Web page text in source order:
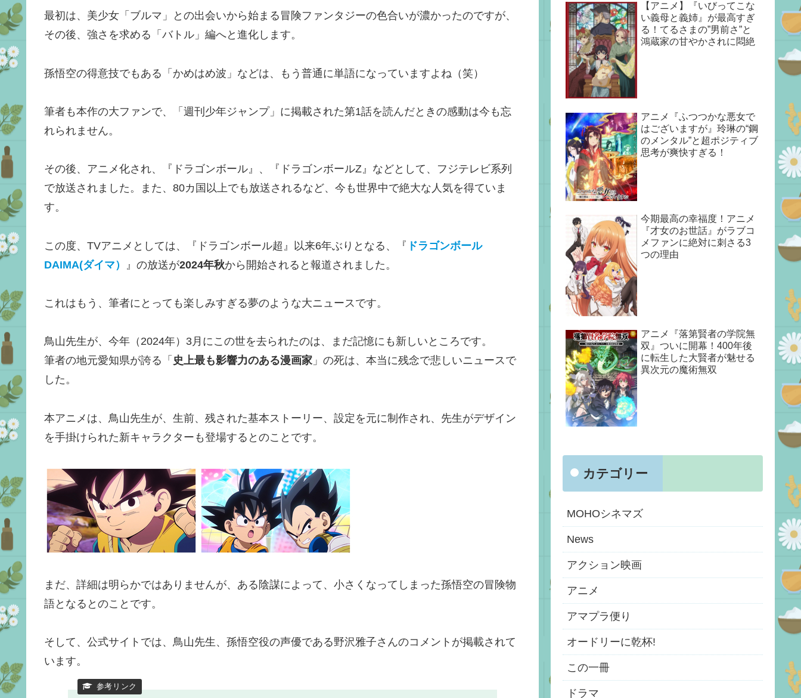
最初は、美少女「ブルマ」との出会いから始まる冒険ファンタジーの色合いが濃かったのですが、
その後、強さを求める「バトル」編へと進化します。
孫悟空の得意技でもある「かめはめ波」などは、もう普通に単語になっていますよね（笑）
筆者も本作の大ファンで、「週刊少年ジャンプ」に掲載された第1話を読んだときの感動は今も忘
れられません。
その後、アニメ化され、『ドラゴンボール』、『ドラゴンボールZ』などとして、フジテレビ系列
で放送されました。また、80カ国以上でも放送されるなど、今も世界中で絶大な人気を得ていま
す。
この度、TVアニメとしては、『ドラゴンボール超』以来6年ぶりとなる、『 ドラゴンボール
DAIMA(ダイマ）
』の放送が2024年秋から開始されると報道されました。
これはもう、筆者にとっても楽しみすぎる夢のような大ニュースです。
鳥山先生が、今年（2024年）3月にこの世を去られたのは、まだ記憶にも新しいところです。
筆者の地元愛知県が誇る「 史上最も影響力のある漫画家 」の死は、本当に残念で悲しいニュースで
した。
本アニメは、鳥山先生が、生前、残された基本ストーリー、設定を元に制作され、先生がデザイン
を手掛けられた新キャラクターも登場するとのことです。
まだ、詳細は明らかではありませんが、ある陰謀によって、小さくなってしまった孫悟空の冒険物
語となるとのことです。
そして、公式サイトでは、鳥山先生、孫悟空役の声優である野沢雅子さんのコメントが掲載されて
います。
【アニメ】『いびってこな
い義母と義姉』が最高すぎ
る！てるさまの”男前さ”と
鴻蔵家の甘やかされに悶絶
アニメ『ふつつかな悪女で
はございますが』玲琳の“鋼
のメンタル”と超ポジティブ
思考が爽快すぎる！
今期最高の幸福度！アニメ
『才女のお世話』がラブコ
メファンに絶対に刺さる3
つの理由
アニメ『落第賢者の学院無
双』ついに開幕！400年後
に転生した大賢者が魅せる
異次元の魔術無双
カテゴリー
MOHOシネマズ
News
アクション映画
アニメ
アマプラ便り
オードリーに乾杯!
この一冊
ドラマ